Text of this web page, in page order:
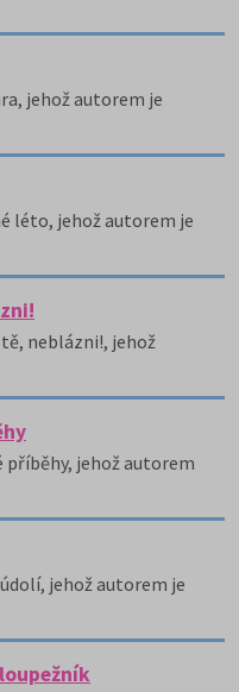
jehož autorem je
léto, jehož autorem je
neblázni!, jehož
příběhy, jehož autorem
jehož autorem je